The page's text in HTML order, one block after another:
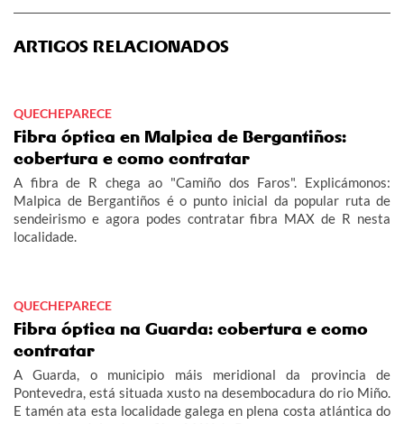
ARTIGOS RELACIONADOS
QUECHEPARECE
Fibra óptica en Malpica de Bergantiños:
cobertura e como contratar
A fibra de R chega ao "Camiño dos Faros". Explicámonos:
Malpica de Bergantiños é o punto inicial da popular ruta de
sendeirismo e agora podes contratar fibra MAX de R nesta
localidade.
QUECHEPARECE
Fibra óptica na Guarda: cobertura e como
contratar
A Guarda, o municipio máis meridional da provincia de
Pontevedra, está situada xusto na desembocadura do rio Miño.
E tamén ata esta localidade galega en plena costa atlántica do